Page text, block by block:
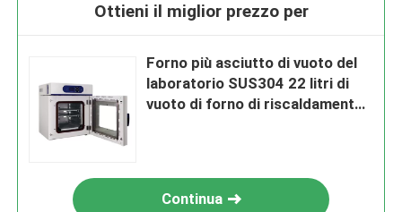
Ottieni il miglior prezzo per
Forno più asciutto di vuoto del
laboratorio SUS304 22 litri di
vuoto di forno di riscaldamento
Continua